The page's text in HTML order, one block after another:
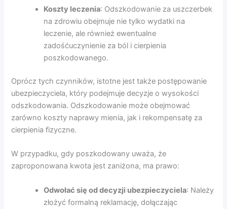
Koszty leczenia: Odszkodowanie za uszczerbek
na zdrowiu obejmuje nie tylko wydatki na
leczenie, ale również ewentualne
zadośćuczynienie za ból i cierpienia
poszkodowanego.
Oprócz tych czynników, istotne jest także postępowanie
ubezpieczyciela, który podejmuje decyzje o wysokości
odszkodowania. Odszkodowanie może obejmować
zarówno koszty naprawy mienia, jak i rekompensatę za
cierpienia fizyczne.
W przypadku, gdy poszkodowany uważa, że
zaproponowana kwota jest zaniżona, ma prawo:
Odwołać się od decyzji ubezpieczyciela: Należy
złożyć formalną reklamację, dołączając